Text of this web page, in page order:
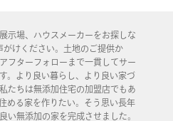
示場、ハウスメーカーをお探しな
がけください。土地のご提供か
フターフォローまで一貫してサー
。より良い暮らし、より良い家づ
たちは無添加住宅の加盟店でもあ
める家を作りたい。そう思い長年
い無添加の家を完成させました。